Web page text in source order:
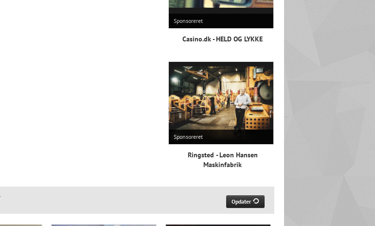
Sponsoreret
Casino.dk - HELD OG LYKKE
Sponsoreret
Ringsted - Leon Hansen
Maskinfabrik
Opdater